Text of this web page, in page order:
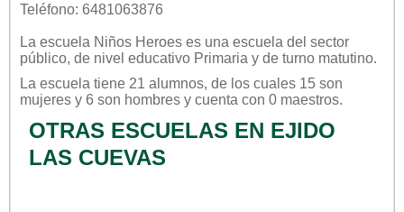
Teléfono: 6481063876
La escuela Niños Heroes es una escuela del sector
público, de nivel educativo Primaria y de turno matutino.
La escuela tiene 21 alumnos, de los cuales 15 son
mujeres y 6 son hombres y cuenta con 0 maestros.
OTRAS ESCUELAS EN EJIDO
LAS CUEVAS